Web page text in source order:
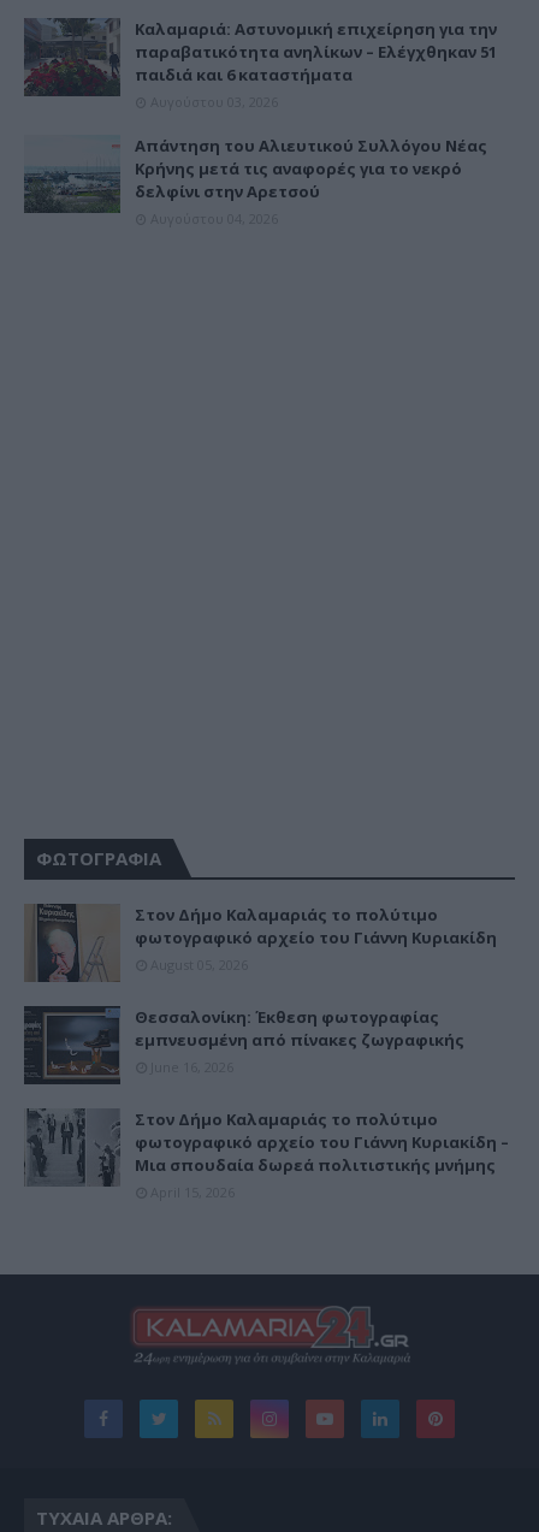
Καλαμαριά: Αστυνομική επιχείρηση για την
παραβατικότητα ανηλίκων – Ελέγχθηκαν 51
παιδιά και 6 καταστήματα
Απάντηση του Αλιευτικού Συλλόγου Νέας
Κρήνης μετά τις αναφορές για το νεκρό
δελφίνι στην Αρετσού
ΦΩΤΟΓΡΑΦΙΑ
Στον Δήμο Καλαμαριάς το πολύτιμο
φωτογραφικό αρχείο του Γιάννη Κυριακίδη
Θεσσαλονίκη: Έκθεση φωτογραφίας
εμπνευσμένη από πίνακες ζωγραφικής
Στον Δήμο Καλαμαριάς το πολύτιμο
φωτογραφικό αρχείο του Γιάννη Κυριακίδη –
Μια σπουδαία δωρεά πολιτιστικής μνήμης
ΤΥΧΑΊΑ ΆΡΘΡΑ: